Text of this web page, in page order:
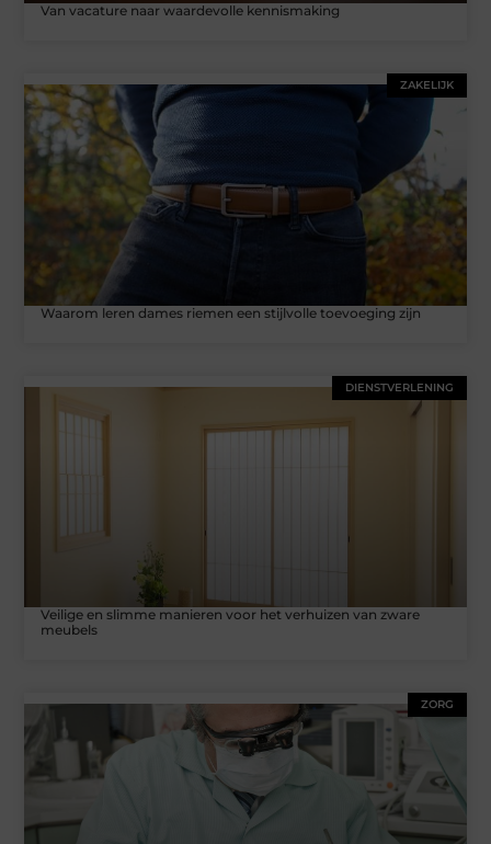
Van vacature naar waardevolle kennismaking
ZAKELIJK
Waarom leren dames riemen een stijlvolle toevoeging zijn
DIENSTVERLENING
Veilige en slimme manieren voor het verhuizen van zware
meubels
ZORG